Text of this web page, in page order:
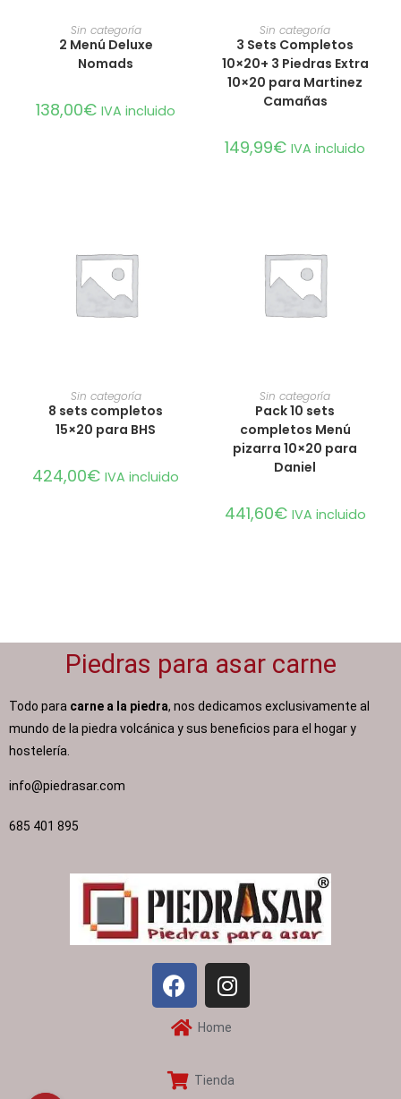
AÑADIR AL CARRITO
Sin categoría
2 Menú Deluxe
Nomads
138,00€ IVA incluido
AÑADIR AL CARRITO
Sin categoría
3 Sets Completos
10×20+ 3 Piedras Extra
10×20 para Martinez
Camañas
149,99€ IVA incluido
AÑADIR AL CARRITO
Sin categoría
8 sets completos
15×20 para BHS
424,00€ IVA incluido
AÑADIR AL CARRITO
Sin categoría
Pack 10 sets
completos Menú
pizarra 10×20 para
Daniel
441,60€ IVA incluido
Piedras para asar carne
Todo para carne a la piedra, nos dedicamos exclusivamente al
mundo de la piedra volcánica y sus beneficios para el hogar y
hostelería.
info@piedrasar.com​
685 401 895
Home
Tienda